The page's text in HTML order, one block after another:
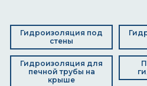
Гидроизоляция под
стены
Гидроизоляция для
печной трубы на
крыше